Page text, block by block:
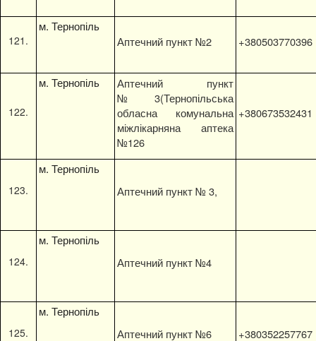
м. Тернопіль
Аптечний пункт №2 +380503770396
м. Тернопіль
Аптечний пункт
№3(Тернопільська
обласна комунальна
міжлікарняна аптека
№126
+380673532431
м. Тернопіль
Аптечний пункт № 3,
м. Тернопіль
Аптечний пункт №4
м. Тернопіль
Аптечний пункт №6 +380352257767